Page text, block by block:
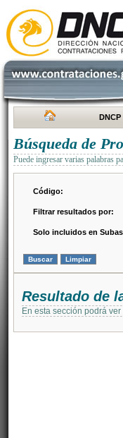
DNCP
Búsqueda de
Puede ingresar varias palabras
Código:
Filtrar resultados por:
Solo incluidos en
Resultado de
En esta sección podrá